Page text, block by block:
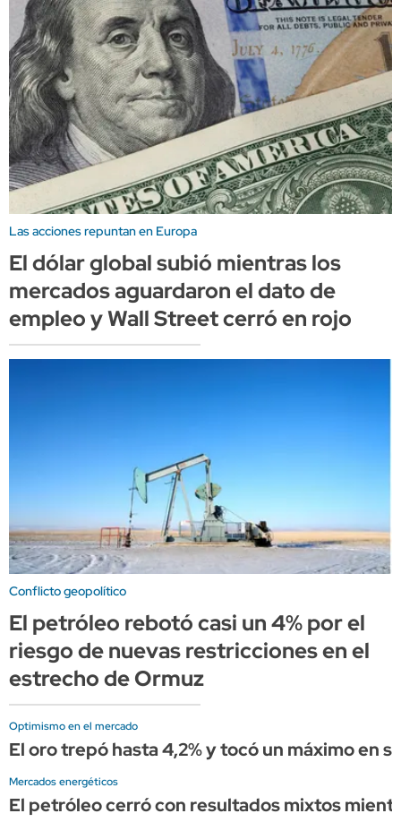
Las acciones repuntan en Europa
El dólar global subió mientras los
mercados aguardaron el dato de
empleo y Wall Street cerró en rojo
Conflicto geopolítico
El petróleo rebotó casi un 4% por el
riesgo de nuevas restricciones en el
estrecho de Ormuz
Optimismo en el mercado
El oro trepó hasta 4,2% y tocó un máximo en
Mercados energéticos
El petróleo cerró con resultados mixtos